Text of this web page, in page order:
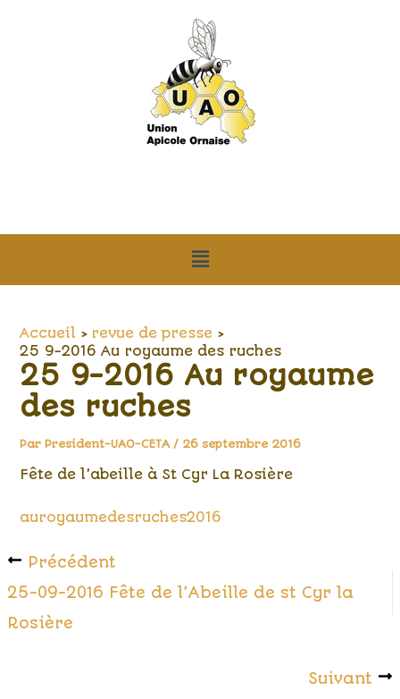
Menu
Accueil
revue de presse
25 9-2016 Au royaume des ruches
25 9-2016 Au royaume
des ruches
ParPresident-UAO-CETA / 26 septembre 2016
Fête de l’abeille à St Cyr La Rosière
auroyaumedesruches2016
Précédent
25-09-2016 Fête de l’Abeille de st Cyr la
Rosière
Suivant